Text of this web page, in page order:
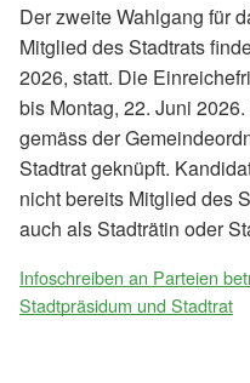
Der zweite Wahlgang für
Mitglied des Stadtrats
2026, statt. Die
bis Montag, 22. Juni
gemäss der
Stadtrat geknüpft.
nicht bereits Mitglied des
auch als Stadträtin oder
Infoschreiben an Parteien
Stadtpräsidum und Stadtrat